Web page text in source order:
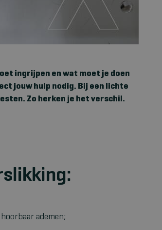
ingrijpen en wat moet je doen
jouw hulp nodig. Bij een lichte
Zo herken je het verschil.
ademen;